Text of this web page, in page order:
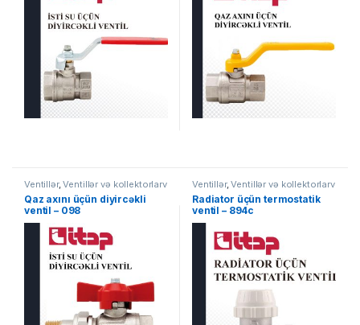
Ventillər,Ventillər və kollektorlarv
Qaz axını üçün diyircəkli
ventil – 098
Ventillər,Ventillər və kollektorlarv
Radiator üçün termostatik
ventil – 894c